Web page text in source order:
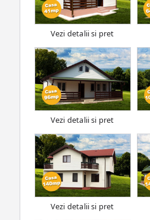
Vezi detalii si pret
Vezi detalii si pret
Vezi detalii si pret